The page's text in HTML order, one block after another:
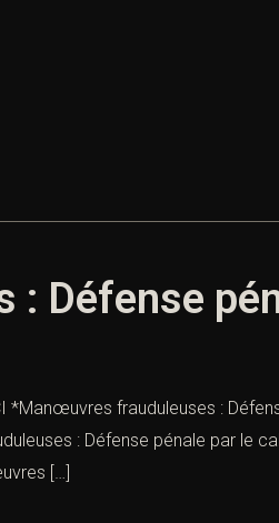
Défense
frauduleuses :
: Défense pénale par le
[…]